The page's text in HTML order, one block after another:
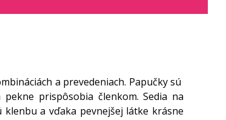
a prevedeniach. Papučky sú
prispôsobia členkom. Sedia na
a vďaka pevnejšej látke krásne